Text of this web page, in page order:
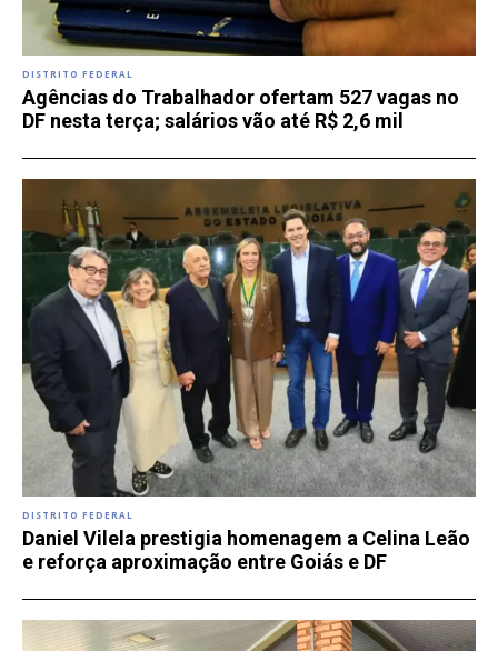
DISTRITO FEDERAL
Agências do Trabalhador ofertam 527 vagas no
DF nesta terça; salários vão até R$ 2,6 mil
DISTRITO FEDERAL
Daniel Vilela prestigia homenagem a Celina Leão
e reforça aproximação entre Goiás e DF